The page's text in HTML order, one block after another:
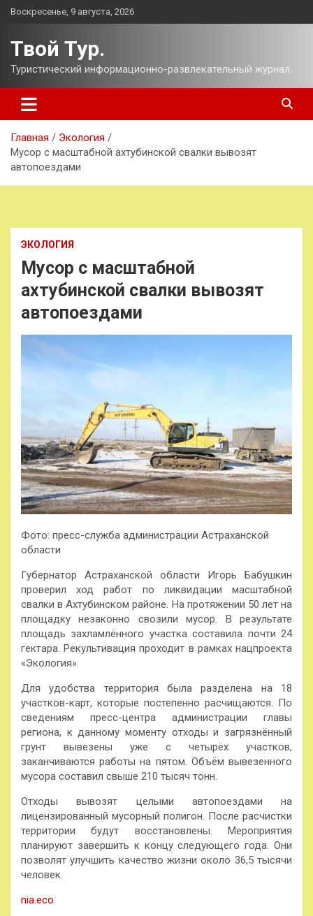
Перейти
Воскресенье, 9 августа, 2026
Твой Тур.
Туристический информационно-развлекательный журнал.
Главная
Экология
Мусор с масштабной ахтубинской свалки вывозят
автопоездами
ЭКОЛОГИЯ
Мусор с масштабной
ахтубинской свалки вывозят
автопоездами
Фото: пресс-служба администрации Астраханской
области
Губернатор Астраханской области Игорь Бабушкин
проверил ход работ по ликвидации масштабной
свалки в Ахтубинском районе. На протяжении 50 лет на
площадку незаконно свозили мусор. В результате
площадь захламлённого участка составила почти 24
гектара. Рекультивация проходит в рамках нацпроекта
«Экология».
Для удобства территория была разделена на 18
участков-карт, которые постепенно расчищаются. По
сведениям пресс-центра администрации главы
региона, к данному моменту отходы и загрязнённый
грунт вывезены уже с четырёх участков,
заканчиваются работы на пятом. Объём вывезенного
мусора составил свыше 210 тысяч тонн.
Отходы вывозят целыми автопоездами на
лицензированный мусорный полигон. После расчистки
территории будут восстановлены. Мероприятия
планируют завершить к концу следующего года. Они
позволят улучшить качество жизни около 36,5 тысячи
человек.
nia.eco